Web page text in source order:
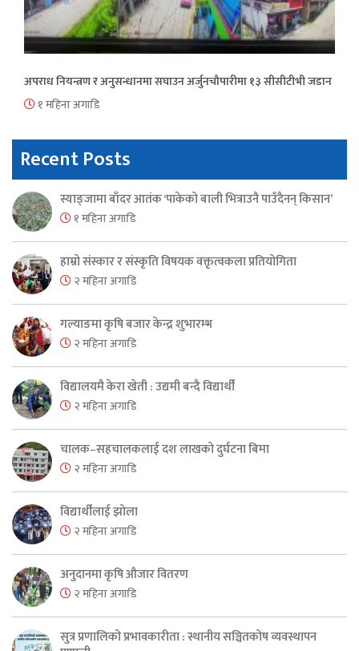
अपराध नियन्त्रण र अनुसन्धानमा सघाउन अर्जुनचौपारीमा १३ सीसीटीभी जडान
१ महिना अगाडि
Recent Posts
स्याङ्जामा बाँदर आतंक ‘पाकेको बाली भित्राउनै पाउँदैनन् किसान’
१ महिना अगाडि
हाम्रो संस्कार र संस्कृति विषयक वक्तृत्वकला प्रतियोगिता
२ महिना अगाडि
गल्याङमा कृषि बजार केन्द्र शुभारम्भ
२ महिना अगाडि
विद्यालयमै केरा खेती : उद्यमी बन्दै विद्यार्थी
२ महिना अगाडि
चालक–सहचालकलाई दश लाखको दुर्घटना बिमा
२ महिना अगाडि
विद्यार्थीलाई झोला
२ महिना अगाडि
अनुदानमा कृषि औजार वितरण
२ महिना अगाडि
सुत्र प्रणालिको प्रभावकारीता : स्थानीय सञ्चितकोष व्यवस्थापन